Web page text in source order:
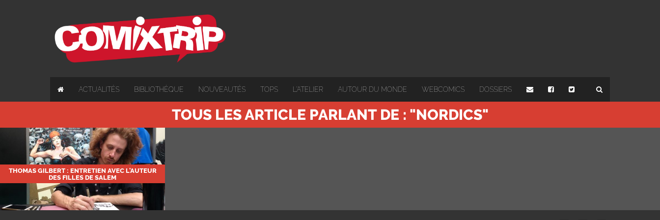
ACTUALITÉS BIBLIOTHÈQUE NOUVEAUTÉS TOPS L'ATELIER AUTOUR DU MONDE WEBCOMICS DOSSIERS
TOUS LES ARTICLE PARLANT DE : "NORDICS"
THOMAS GILBERT : ENTRETIEN AVEC L’AUTEUR
DES FILLES DE SALEM